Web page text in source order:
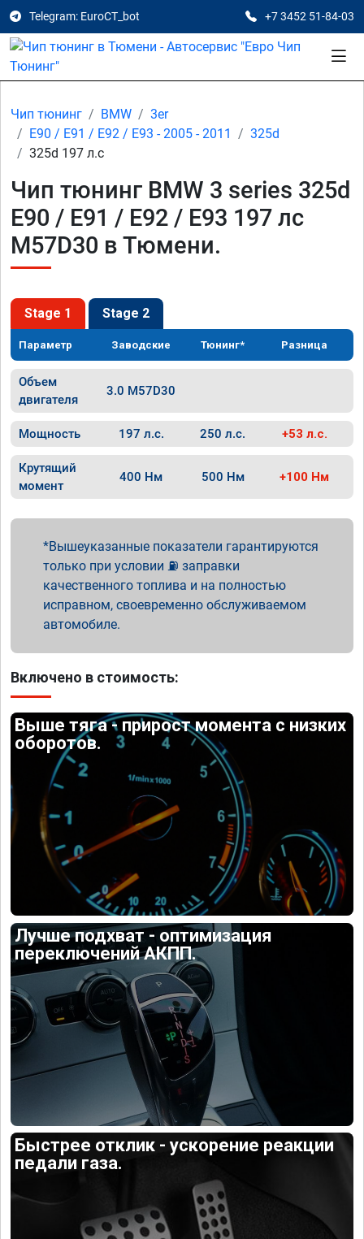
Telegram: EuroCT_bot +7 3452 51-84-03
Чип тюнинг BMW
3er
E90 / E91 / E92 / E93 - 2005 - 2011
325d
325d 197 л.с
Чип тюнинг BMW 3 series 325d
E90 / E91 / E92 / E93 197 лс
M57D30 в Тюмени.
Stage 1 Stage 2
Параметр Заводские Тюнинг* Разница
Объем
двигателя
3.0 M57D30
Мощность 197 л.с. 250 л.с. +53 л.с.
Крутящий
момент
400 Нм 500 Нм +100 Нм
Вышеуказанные показатели гарантируются
только при условии ⛽ заправки
качественного топлива и на полностью
исправном, своевременно обслуживаемом
автомобиле.
Включено в стоимость:
Выше тяга - прирост момента с низких
оборотов.
Лучше подхват - оптимизация
переключений АКПП.
Быстрее отклик - ускорение реакции
педали газа.